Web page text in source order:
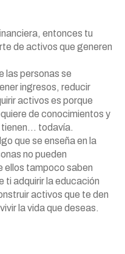
entonces tu
de activos que generen
las personas se
ingresos, reducir
activos es porque
de conocimientos y
tienen… todavía.
que se enseña en la
no pueden
ellos tampoco saben
ti adquirir la educación
activos que te den
la vida que deseas.